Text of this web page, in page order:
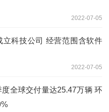
2022-07-05
立科技公司 经营范围含软件
2022-07-05
全球交付量达25.47万辆 环